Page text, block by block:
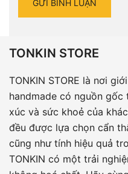
TONKIN STORE
TONKIN STORE là nơi
handmade có nguồn gốc
xúc và sức khoẻ của
đều được lựa chọn cẩn
cũng như tính hiệu quả
TONKIN có một trải